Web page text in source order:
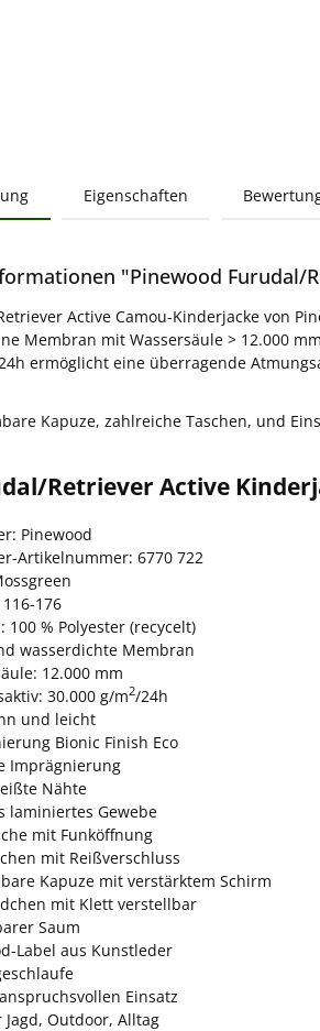
Eigenschaften
"Pinewood Furudal/
Active Camou-Kinderjacke von
Membran mit Wassersäule > 12.000
ermöglicht eine überragende
Kapuze, zahlreiche Taschen, und
Retriever Active
Pinewood
Artikelnummer: 6770 722
176
100 % Polyester (recycelt)
wasserdichte Membran
12.000 mm
30.000 g/m2/24h
und leicht
Bionic Finish Eco
Imprägnierung
Nähte
laminiertes Gewebe
mit Funköffnung
mit Reißverschluss
Kapuze mit verstärktem Schirm
mit Klett verstellbar
Saum
Label aus Kunstleder
Einsatz
Outdoor, Alltag